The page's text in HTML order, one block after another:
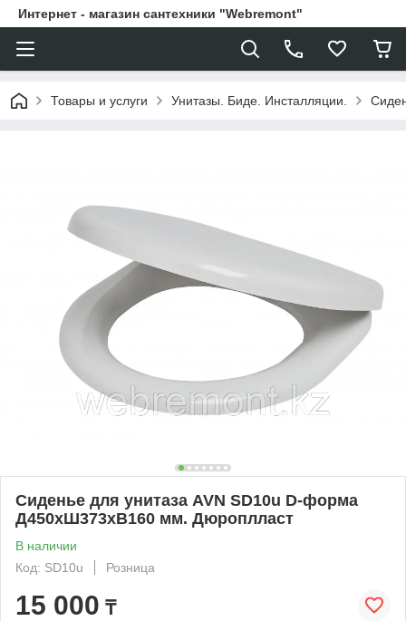
Интернет - магазин сантехники "Webremont"
Товары и услуги Унитазы. Биде. Инсталляции.
Сиденье для унитаза AVN SD10u D-форма
Д450хШ373хВ160 мм. Дюроплласт
В наличии
Код: SD10u
Розница
15 000 ₸